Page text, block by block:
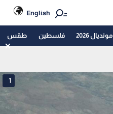
English
مونديال 2026 فلسطين طقس
1